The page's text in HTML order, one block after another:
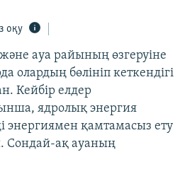
оқу
ауа райының өзгеруіне
олардың бөлініп кеткендігі
Кейбір елдер
ядролық энергия
энергиямен қамтамасыз ету
Сондай-ақ ауаның